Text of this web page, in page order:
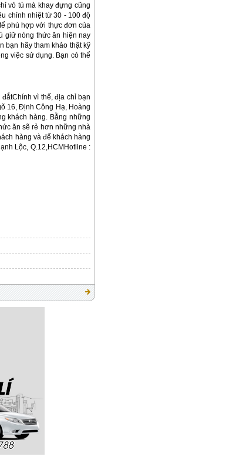
vỏ tủ mà khay đựng cũng
chỉnh nhiệt từ 30 - 100 độ
phù hợp với thực đơn của
giữ nóng thức ăn hiện nay
bạn hãy tham khảo thật kỹ
việc sử dụng. Bạn có thể
vì thế, địa chỉ bạn
16, Định Công Hạ, Hoàng
khách hàng. Bằng những
ăn sẽ rẻ hơn những nhà
hàng và để khách hàng
Lộc, Q.12,HCMHotline :